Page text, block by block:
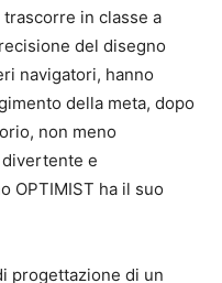
in classe a
del disegno
navigatori, hanno
della meta, dopo
non meno
e
OPTIMIST ha il suo
progettazione di un